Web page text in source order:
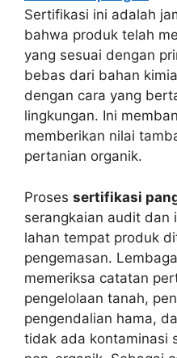
Sertifikasi ini adalah
bahwa produk telah
yang sesuai dengan
bebas dari bahan
dengan cara yang
lingkungan. Ini
memberikan nilai
pertanian organik.
Proses sertifikasi
serangkaian audit dan
lahan tempat produk
pengemasan.
memeriksa catatan
pengelolaan tanah,
pengendalian hama,
tidak ada kontaminasi